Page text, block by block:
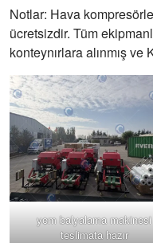
Notlar: Hava
ücretsizdir. Tüm
konteynırlara alınmış
yem balyalama makinesi
teslimata hazır